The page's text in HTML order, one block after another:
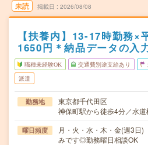
未読 掲載日 2026/08/08
【扶養内】13-17時勤務×
1650円＊納品データの入
職種未経験OK 交通費別途支給あり
派遣
勤務地
東京都千代田区
神保町駅から徒歩4分／水
曜日頻度
月・火・水・木・金(週3
みです◎勤務曜日相談OK